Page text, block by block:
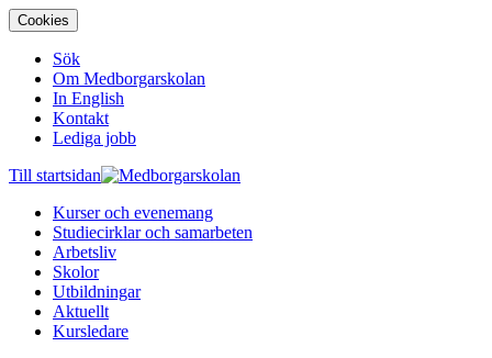
Cookies
Sök
Om Medborgarskolan
In English
Kontakt
Lediga jobb
Till startsidan
Kurser och evenemang
Studiecirklar och samarbeten
Arbetsliv
Skolor
Utbildningar
Aktuellt
Kursledare